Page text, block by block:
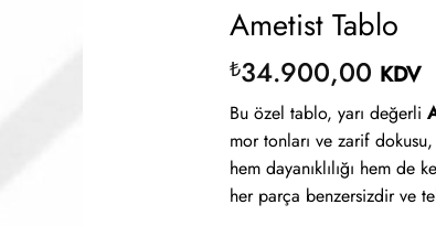
Ametist Tablo
₺34.900,00 KDV
Bu özel tablo, yarı değerli
mor tonları ve zarif
hem dayanıklılığı hem
her parça benzersizdir ve